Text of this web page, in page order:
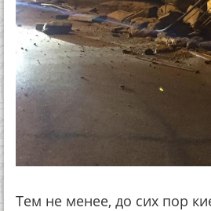
Тем не менее, до сих пор